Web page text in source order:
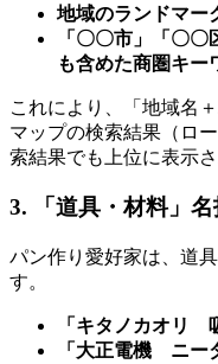
地域のランドマー
「〇〇市」「〇
も含めた商圏キー
これにより、「地域名
マップの検索結果（ロ
索結果でも上位に表示
3. 「道具・材料」
パン作り愛好家は、道
す。
「キタノカオリ
「大正電機 ニー